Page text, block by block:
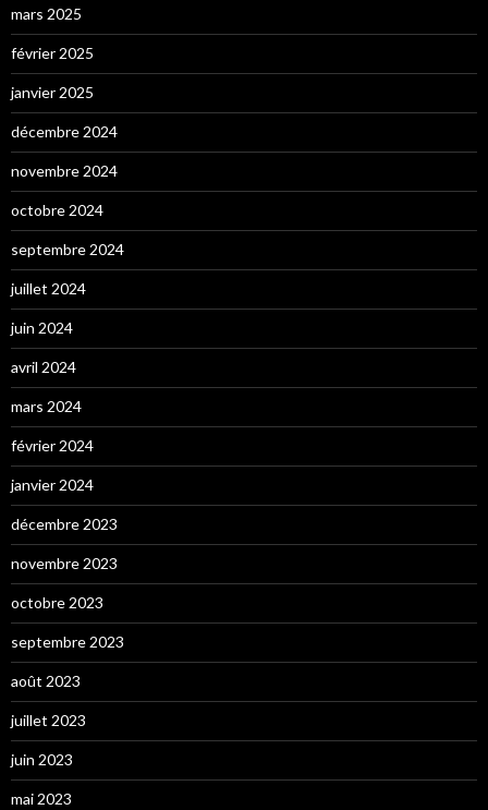
mars 2025
février 2025
janvier 2025
décembre 2024
novembre 2024
octobre 2024
septembre 2024
juillet 2024
juin 2024
avril 2024
mars 2024
février 2024
janvier 2024
décembre 2023
novembre 2023
octobre 2023
septembre 2023
août 2023
juillet 2023
juin 2023
mai 2023